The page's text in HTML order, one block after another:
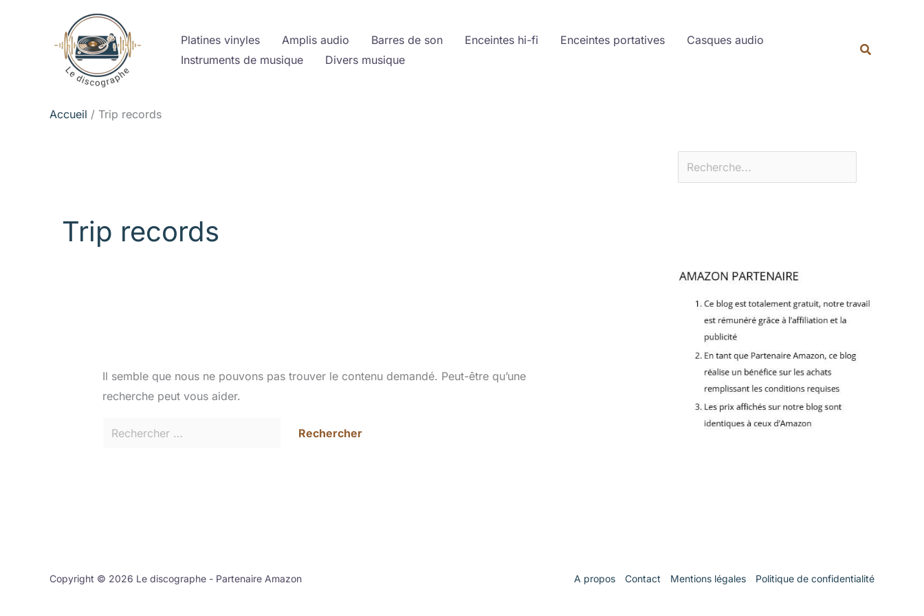
Platines vinyles Amplis audio Barres de son Enceintes hi-fi Enceintes portatives
Casques audio
Instruments de musique
Divers musique
Accueil Trip records
Trip records
Il semble que nous ne pouvons pas trouver le contenu demandé. Peut-être qu’une
recherche peut vous aider.
Copyright © 2026 Le discographe - Partenaire Amazon A propos Contact Mentions légales Politique de confidentialité